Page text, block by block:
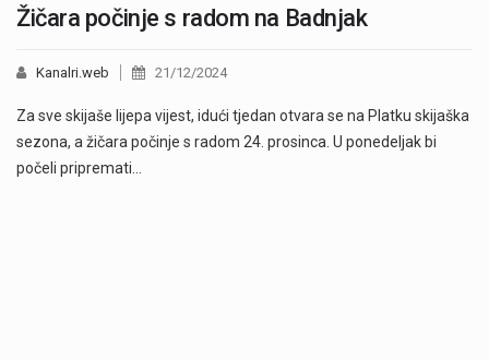
Žičara počinje s radom na Badnjak
Kanalri.web 21/12/2024
Za sve skijaše lijepa vijest, idući tjedan otvara se na Platku skijaška
sezona, a žičara počinje s radom 24. prosinca. U ponedeljak bi
počeli pripremati…